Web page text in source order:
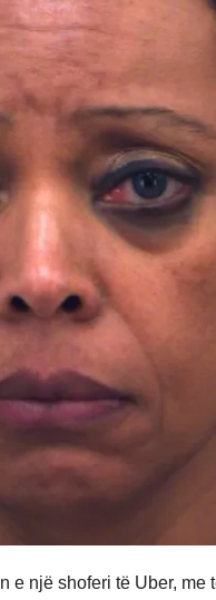
e një shoferi të Uber,